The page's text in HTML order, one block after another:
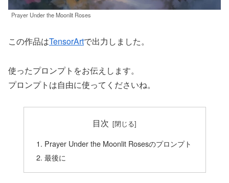
Prayer Under the Moonlit Roses
この作品はTensorArtで出力しました。
使ったプロンプトをお伝えします。
プロンプトは自由に使ってくださいね。
目次
Prayer Under the Moonlit Rosesのプロンプト
最後に